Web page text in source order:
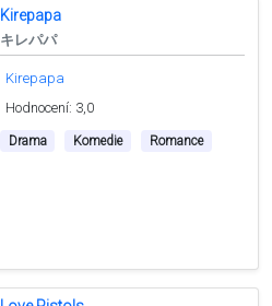
Kirepapa
キレパパ
Kirepapa
Hodnocení: 3,0
Drama Komedie Romance